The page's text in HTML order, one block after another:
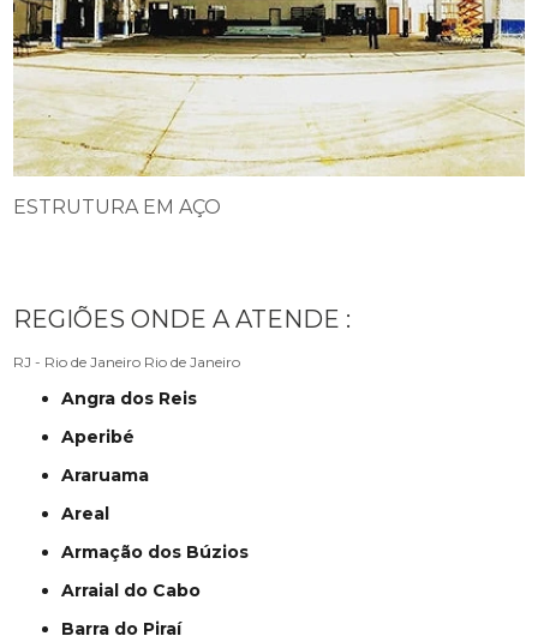
ESTRUTURA EM AÇO
REGIÕES ONDE A ATENDE :
RJ - Rio de Janeiro Rio de Janeiro
Angra dos Reis
Aperibé
Araruama
Areal
Armação dos Búzios
Arraial do Cabo
Barra do Piraí